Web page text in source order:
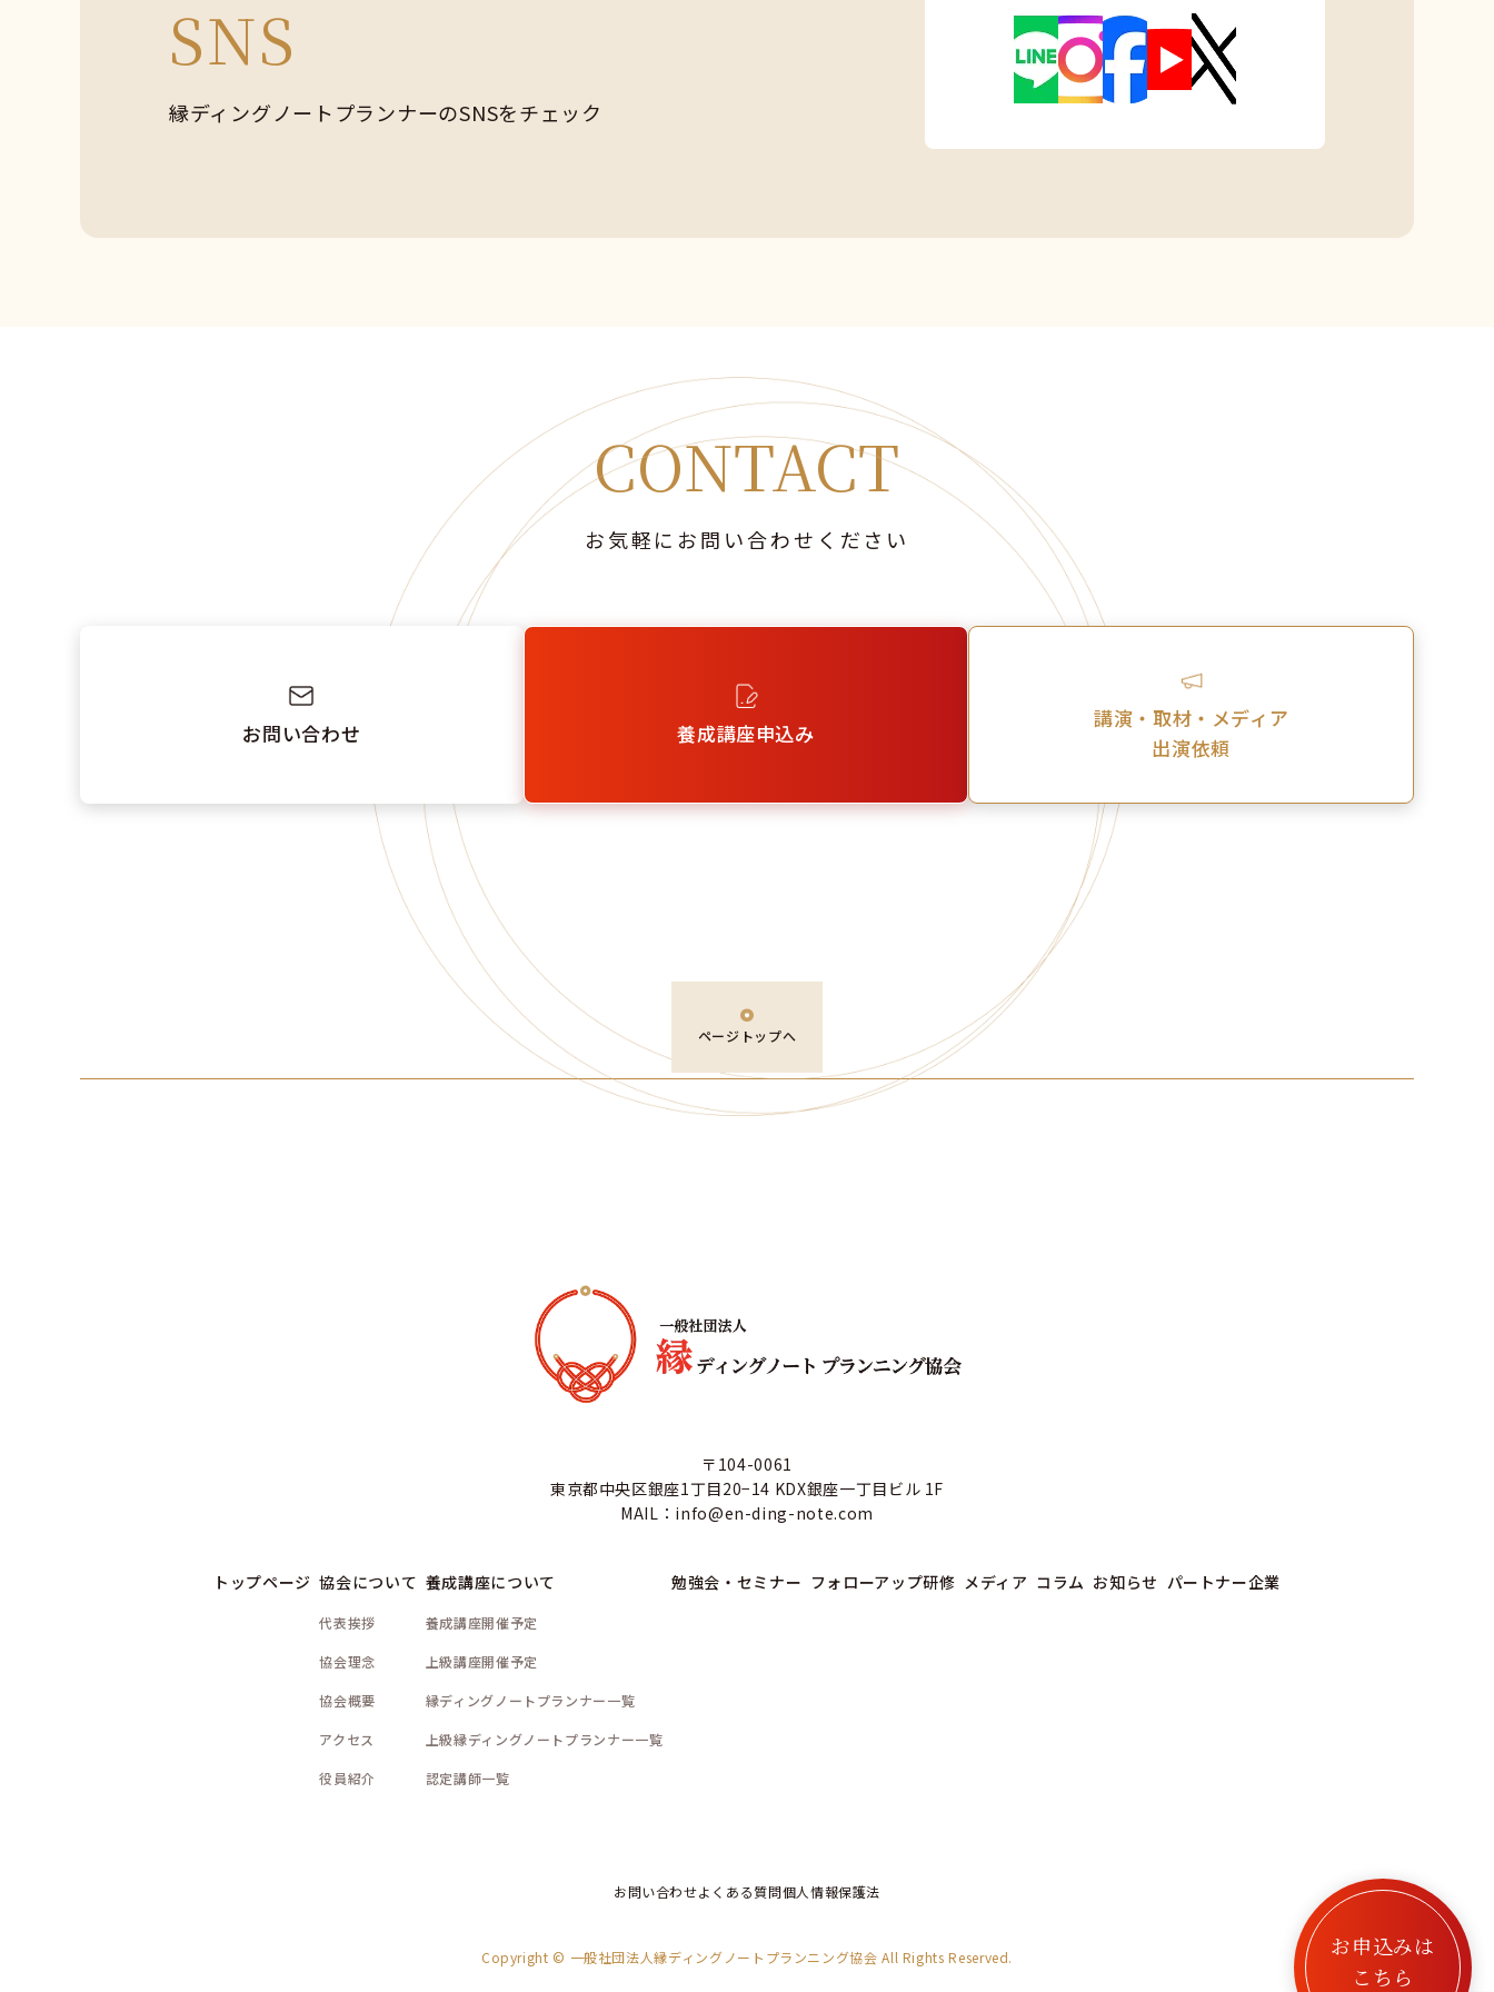
SNS
縁ディングノートプランナーのSNSをチェック
CONTACT
お気軽にお問い合わせください
お問い合わせ 養成講座申込み
講演・取材・メディア
出演依頼
ページトップへ
〒104-0061
東京都中央区銀座1丁目20−14 KDX銀座一丁目ビル 1F
MAIL：info@en-ding-note.com
トップページ 協会について
代表挨拶
協会理念
協会概要
アクセス
役員紹介
養成講座について
養成講座開催予定
上級講座開催予定
縁ディングノートプランナー一覧
上級縁ディングノートプランナー一覧
認定講師一覧
勉強会・セミナー フォローアップ研修 メディア コラム お知らせ パートナー企業
お問い合わせよくある質問個人情報保護法
Copyright © 一般社団法人縁ディングノートプランニング協会 All Rights Reserved.
お申込みは
こちら